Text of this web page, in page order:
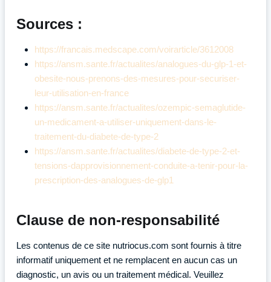
Sources :
https://francais.medscape.com/voirarticle/3612008
https://ansm.sante.fr/actualites/analogues-du-glp-1-et-
obesite-nous-prenons-des-mesures-pour-securiser-
leur-utilisation-en-france
https://ansm.sante.fr/actualites/ozempic-semaglutide-
un-medicament-a-utiliser-uniquement-dans-le-
traitement-du-diabete-de-type-2
https://ansm.sante.fr/actualites/diabete-de-type-2-et-
tensions-dapprovisionnement-conduite-a-tenir-pour-la-
prescription-des-analogues-de-glp1
Clause de non-responsabilité
Les contenus de ce site nutriocus.com sont fournis à titre
informatif uniquement et ne remplacent en aucun cas un
diagnostic, un avis ou un traitement médical. Veuillez